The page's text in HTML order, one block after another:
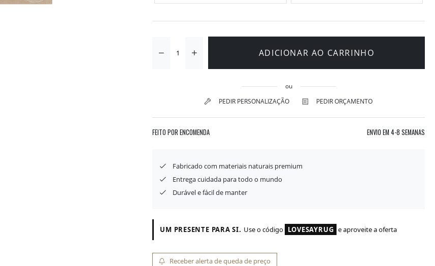
ADICIONAR AO CARRINHO
ou
PEDIR PERSONALIZAÇÃO
PEDIR ORÇAMENTO
FEITO POR ENCOMENDA ENVIO EM 4-8 SEMANAS
Fabricado com materiais naturais premium
Entrega cuidada para todo o mundo
Durável e fácil de manter
UM PRESENTE PARA SI. Use o código LOVESAYRUG e aproveite a oferta
Receber alerta de queda de preço